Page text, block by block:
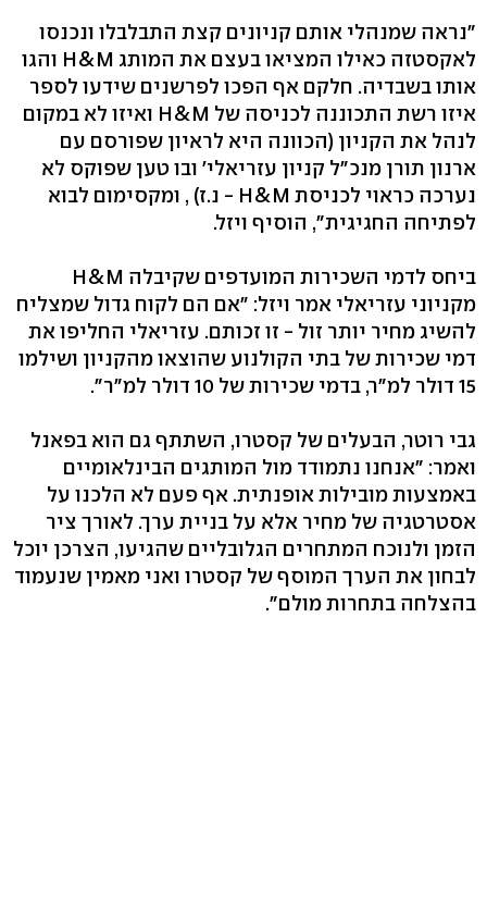
"נראה שמנהלי אותם קניונים קצת התבלבלו ונכנסו
לאקסטזה כאילו המציאו בעצם את המותג H&M והגו
אותו בשבדיה. חלקם אף הפכו לפרשנים שידעו לספר
איזו רשת התכוננה לכניסה של H&M ואיזו לא במקום
לנהל את הקניון (הכוונה היא לראיון שפורסם עם
ארנון תורן מנכ"ל קניון עזריאלי' ובו טען שפוקס לא
נערכה כראוי לכניסת H&M - נ.ז) , ומקסימום לבוא
לפתיחה החגיגית", הוסיף ויזל.
ביחס לדמי השכירות המועדפים שקיבלה H&M
מקניוני עזריאלי אמר ויזל: "אם הם לקוח גדול שמצליח
להשיג מחיר יותר זול - זו זכותם. עזריאלי החליפו את
דמי שכירות של בתי הקולנוע שהוצאו מהקניון ושילמו
15 דולר למ"ר, בדמי שכירות של 10 דולר למ"ר".
גבי רוטר, הבעלים של קסטרו, השתתף גם הוא בפאנל
ואמר: "אנחנו נתמודד מול המותגים הבינלאומיים
באמצעות מובילות אופנתית. אף פעם לא הלכנו על
אסטרטגיה של מחיר אלא על בניית ערך. לאורך ציר
הזמן ולנוכח המתחרים הגלובליים שהגיעו, הצרכן יוכל
לבחון את הערך המוסף של קסטרו ואני מאמין שנעמוד
בהצלחה בתחרות מולם".